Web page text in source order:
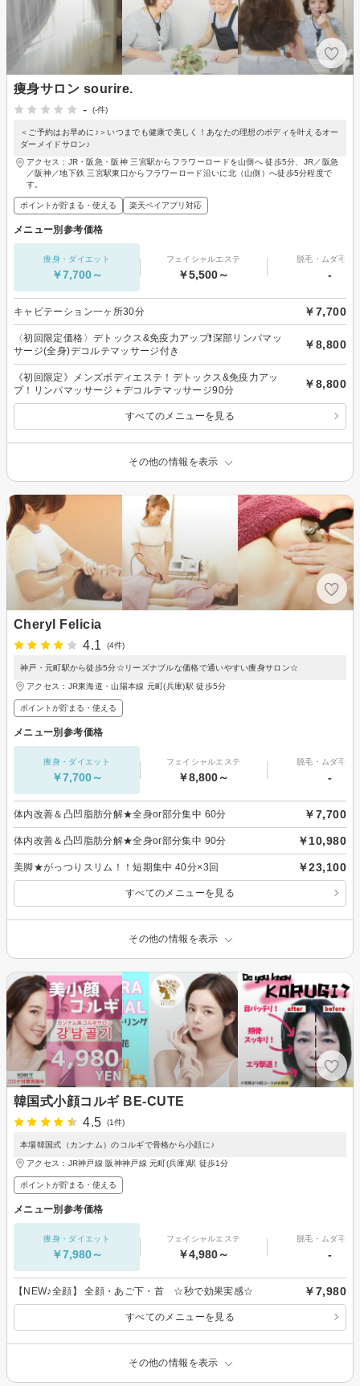
痩身サロン sourire.
-
(-件)
＜ご予約はお早めに♪＞いつまでも健康で美しく！あなたの理想のボディを叶えるオー
ダーメイドサロン♪
アクセス：JR・阪急・阪神 三宮駅からフラワーロードを山側へ 徒歩5分、JR／阪急
／阪神／地下鉄 三宮駅東口からフラワーロード沿いに北（山側）へ徒歩5分程度で
す。
ポイントが貯まる・使える 楽天ペイアプリ対応
メニュー別参考価格
痩身・ダイエット
￥7,700～
フェイシャルエステ
￥5,500～
脱毛・ムダ毛処
-
キャビテーション一ヶ所30分 ￥7,700
〈初回限定価格〉デトックス&免疫力アップ❗️深部リンパマッ
サージ(全身)デコルテマッサージ付き
￥8,800
《初回限定》メンズボディエステ！デトックス&免疫力アッ
プ！リンパマッサージ＋デコルテマッサージ90分
￥8,800
すべてのメニューを見る
その他の情報を表示
Cheryl Felicia
4.1
(4件)
神戸・元町駅から徒歩5分☆リーズナブルな価格で通いやすい痩身サロン☆
アクセス：JR東海道・山陽本線 元町(兵庫)駅 徒歩5分
ポイントが貯まる・使える
メニュー別参考価格
痩身・ダイエット
￥7,700～
フェイシャルエステ
￥8,800～
脱毛・ムダ毛処
-
体内改善＆凸凹脂肪分解★全身or部分集中 60分 ￥7,700
体内改善＆凸凹脂肪分解★全身or部分集中 90分 ￥10,980
美脚★がっつりスリム！！短期集中 40分×3回 ￥23,100
すべてのメニューを見る
その他の情報を表示
韓国式小顔コルギ BE-CUTE
4.5
(1件)
本場韓国式（カンナム）のコルギで骨格から小顔に♪
アクセス：JR神戸線 阪神神戸線 元町(兵庫)駅 徒歩1分
ポイントが貯まる・使える
メニュー別参考価格
痩身・ダイエット
￥7,980～
フェイシャルエステ
￥4,980～
脱毛・ムダ毛処
-
【NEW♪全顔】 全顔・あご下・首 ☆秒で効果実感☆ ￥7,980
すべてのメニューを見る
その他の情報を表示